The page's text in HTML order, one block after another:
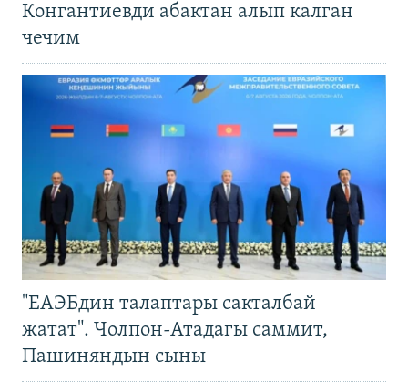
Конгантиевди абактан алып калган
чечим
"ЕАЭБдин талаптары сакталбай
жатат". Чолпон-Атадагы саммит,
Пашиняндын сыны